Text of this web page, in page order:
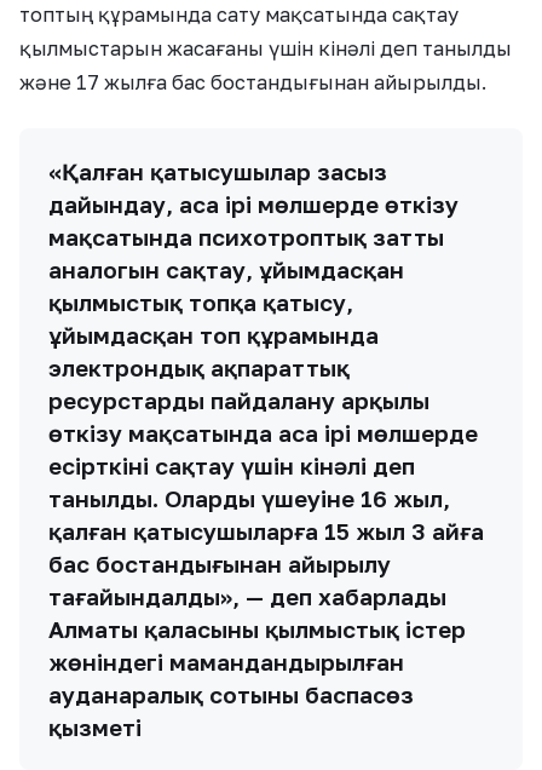
топтың құрамында сату мақсатында сақтау
қылмыстарын жасағаны үшін кінәлі деп танылды
және 17 жылға бас бостандығынан айырылды.
«Қалған қатысушылар заңсыз
дайындау, аса ірі мөлшерде өткізу
мақсатында психотроптық заттың
аналогын сақтау, ұйымдасқан
қылмыстық топқа қатысу,
ұйымдасқан топ құрамында
электрондық ақпараттық
ресурстарды пайдалану арқылы
өткізу мақсатында аса ірі мөлшерде
есірткіні сақтау үшін кінәлі деп
танылды. Олардың үшеуіне 16 жыл,
қалған қатысушыларға 15 жыл 3 айға
бас бостандығынан айырылу
тағайындалды», — деп хабарлады
Алматы қаласының қылмыстық істер
жөніндегі мамандандырылған
ауданаралық сотының баспасөз
қызметі